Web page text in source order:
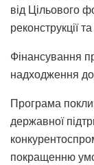
від Цільового
реконструкції
Фінансування
надходження
Програма
державної
покращенню